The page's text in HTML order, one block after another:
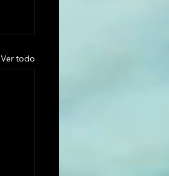
Ver todo